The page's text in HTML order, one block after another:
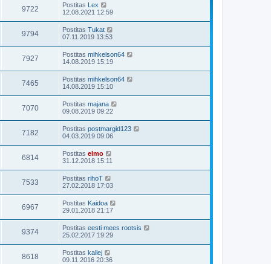
9722 Postitas Lex
12.08.2021 12:59
9794 Postitas Tukat
07.11.2019 13:53
7927 Postitas mihkelson64
14.08.2019 15:19
7465 Postitas mihkelson64
14.08.2019 15:10
7070 Postitas majana
09.08.2019 09:22
7182 Postitas postmargid123
04.03.2019 09:06
6814 Postitas elmo
31.12.2018 15:11
7533 Postitas rihoT
27.02.2018 17:03
6967 Postitas Kaidoa
29.01.2018 21:17
9374 Postitas eesti mees rootsis
25.02.2017 19:29
8618 Postitas kallej
09.11.2016 20:36